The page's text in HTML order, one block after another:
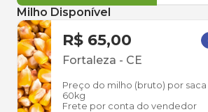
Milho Disponível
R$ 65,00
Fortaleza - CE
Preço do milho (bruto) por
60kg
Frete por conta do vendedor